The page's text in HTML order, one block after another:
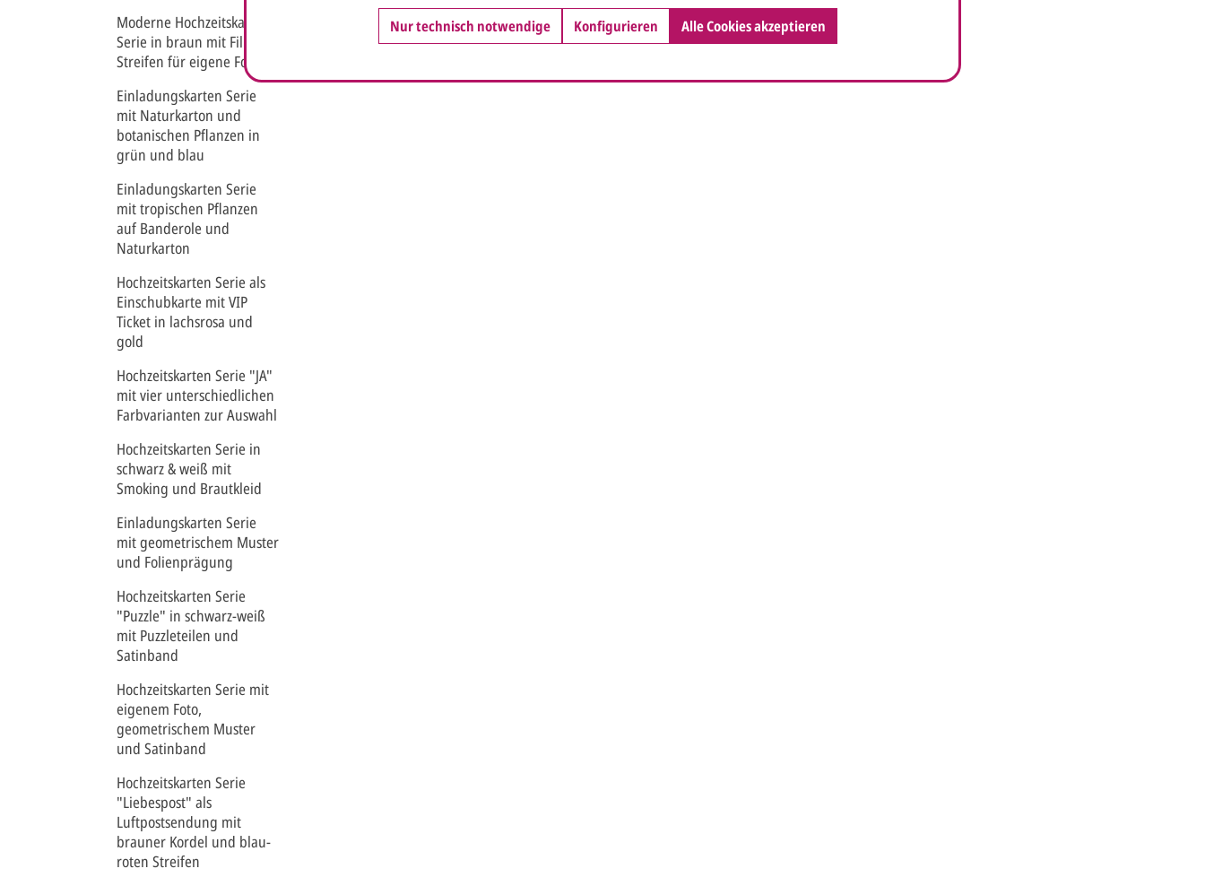
Moderne Hochzeitskarten
Serie in braun mit Film-
Streifen für eigene Fotos
Einladungskarten Serie
mit Naturkarton und
botanischen Pflanzen in
grün und blau
Einladungskarten Serie
mit tropischen Pflanzen
auf Banderole und
Naturkarton
Hochzeitskarten Serie als
Einschubkarte mit VIP
Ticket in lachsrosa und
gold
Hochzeitskarten Serie "JA"
mit vier unterschiedlichen
Farbvarianten zur Auswahl
Hochzeitskarten Serie in
schwarz & weiß mit
Smoking und Brautkleid
Einladungskarten Serie
mit geometrischem Muster
und Folienprägung
Hochzeitskarten Serie
"Puzzle" in schwarz-weiß
mit Puzzleteilen und
Satinband
Hochzeitskarten Serie mit
eigenem Foto,
geometrischem Muster
und Satinband
Hochzeitskarten Serie
"Liebespost" als
Luftpostsendung mit
brauner Kordel und blau-
roten Streifen
Nur technisch notwendige Konfigurieren Alle Cookies akzeptieren